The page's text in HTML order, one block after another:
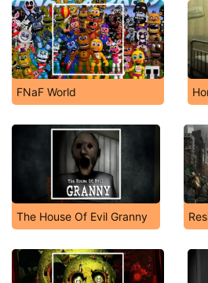
FNaF World
The House Of Evil Granny